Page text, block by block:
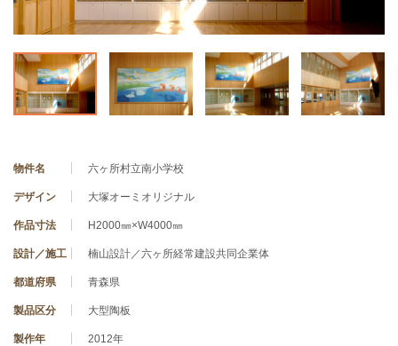
物件名 六ヶ所村立南小学校
デザイン 大塚オーミオリジナル
作品寸法 H2000㎜×W4000㎜
設計／施工 楠山設計／六ヶ所経常建設共同企業体
都道府県 青森県
製品区分 大型陶板
製作年 2012年